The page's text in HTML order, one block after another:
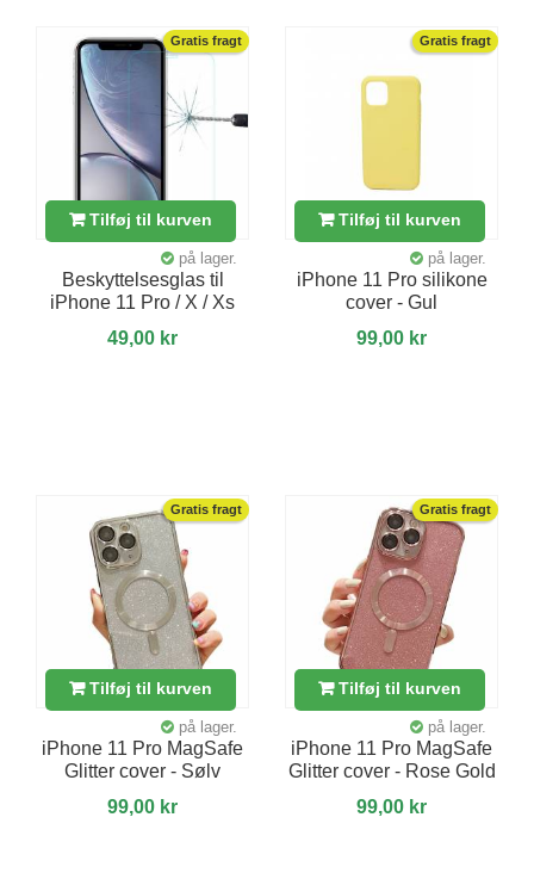
Gratis fragt
Tilføj til kurven
på lager.
Beskyttelsesglas til
iPhone 11 Pro / X / Xs
49,00 kr
Gratis fragt
Tilføj til kurven
på lager.
iPhone 11 Pro silikone
cover - Gul
99,00 kr
Gratis fragt
Tilføj til kurven
på lager.
iPhone 11 Pro MagSafe
Glitter cover - Sølv
99,00 kr
Gratis fragt
Tilføj til kurven
på lager.
iPhone 11 Pro MagSafe
Glitter cover - Rose Gold
99,00 kr